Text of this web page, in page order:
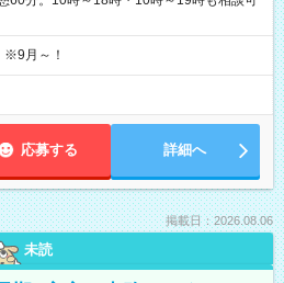
月～！
応募する 詳細へ
掲載日：2026.08.06
未読